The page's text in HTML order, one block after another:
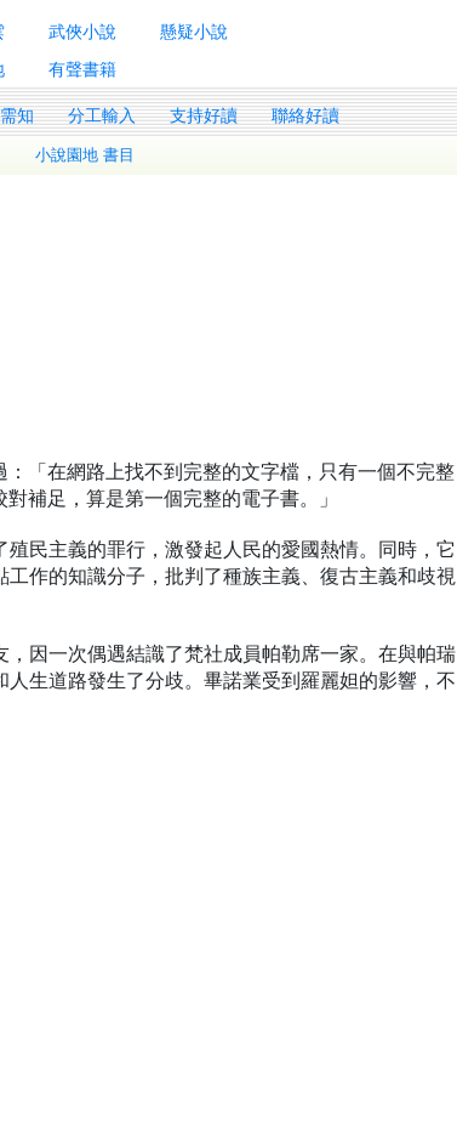
武俠小說
懸疑小說
有聲書籍
知 分工輸入 支持好讀 聯絡好讀
小說園地 書目
「在網路上找不到完整的文字檔，只有一個不完整
補足，算是第一個完整的電子書。」
民主義的罪行，激發起人民的愛國熱情。同時，它
作的知識分子，批判了種族主義、復古主義和歧視
因一次偶遇結識了梵社成員帕勒席一家。在與帕瑞
生道路發生了分歧。畢諾業受到羅麗妲的影響，不